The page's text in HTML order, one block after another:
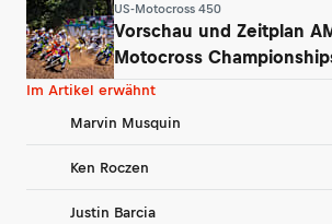
US-Motocross 450
Vorschau und Zeitplan
Motocross
Washougal
Im Artikel erwähnt
Marvin Musquin
Ken Roczen
Justin Barcia